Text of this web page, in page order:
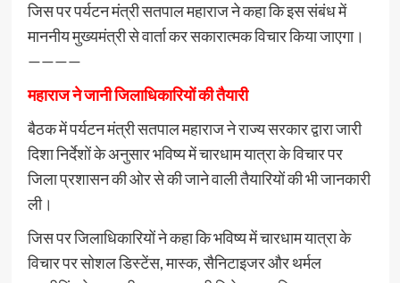
जिस पर पर्यटन मंत्री सतपाल महाराज ने कहा कि इस संबंध में
माननीय मुख्यमंत्री से वार्ता कर सकारात्मक विचार किया जाएगा।
————
महाराज ने जानी जिलाधिकारियों की तैयारी
बैठक में पर्यटन मंत्री सतपाल महाराज ने राज्य सरकार द्वारा जारी
दिशा निर्देशों के अनुसार भविष्य में चारधाम यात्रा के विचार पर
जिला प्रशासन की ओर से की जाने वाली तैयारियों की भी जानकारी
ली।
जिस पर जिलाधिकारियों ने कहा कि भविष्य में चारधाम यात्रा के
विचार पर सोशल डिस्टेंस, मास्क, सैनिटाइजर और थर्मल